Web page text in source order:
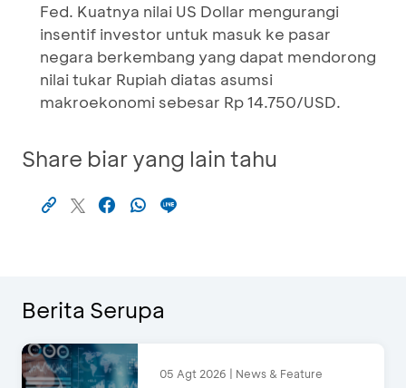
Fed. Kuatnya nilai US Dollar mengurangi
insentif investor untuk masuk ke pasar
negara berkembang yang dapat mendorong
nilai tukar Rupiah diatas asumsi
makroekonomi sebesar Rp 14.750/USD.
Share biar yang lain tahu
Berita Serupa
05 Agt 2026 | News & Feature